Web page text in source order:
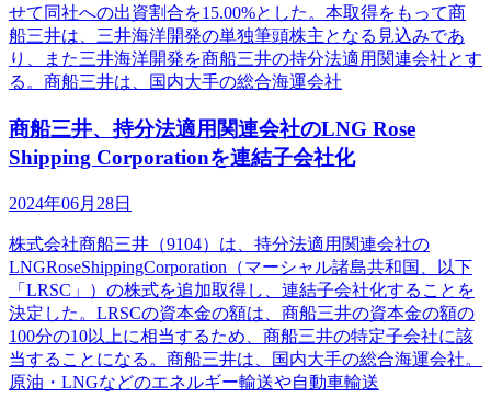
せて同社への出資割合を15.00%とした。本取得をもって商
船三井は、三井海洋開発の単独筆頭株主となる見込みであ
り、また三井海洋開発を商船三井の持分法適用関連会社とす
る。商船三井は、国内大手の総合海運会社
商船三井、持分法適用関連会社のLNG Rose
Shipping Corporationを連結子会社化
2024年06月28日
株式会社商船三井（9104）は、持分法適用関連会社の
LNGRoseShippingCorporation（マーシャル諸島共和国、以下
「LRSC」）の株式を追加取得し、連結子会社化することを
決定した。LRSCの資本金の額は、商船三井の資本金の額の
100分の10以上に相当するため、商船三井の特定子会社に該
当することになる。商船三井は、国内大手の総合海運会社。
原油・LNGなどのエネルギー輸送や自動車輸送